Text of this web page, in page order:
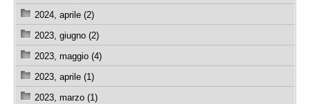
2024, aprile (2)
2023, giugno (2)
2023, maggio (4)
2023, aprile (1)
2023, marzo (1)